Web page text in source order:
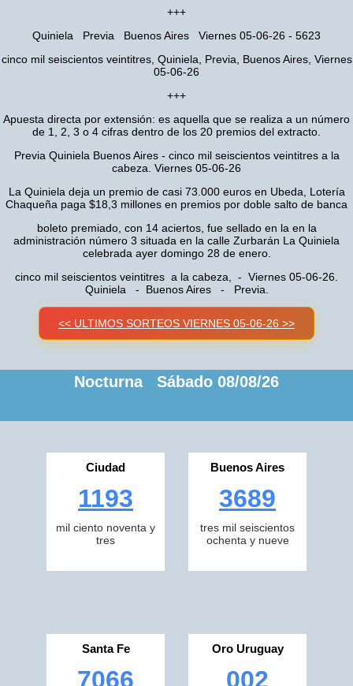
+++
Quiniela Previa Buenos Aires Viernes 05-06-26 - 5623
cinco mil seiscientos veintitres, Quiniela, Previa, Buenos Aires, Viernes
05-06-26
+++
Apuesta directa por extensión: es aquella que se realiza a un número
de 1, 2, 3 o 4 cifras dentro de los 20 premios del extracto.
Previa Quiniela Buenos Aires - cinco mil seiscientos veintitres a la
cabeza. Viernes 05-06-26
La Quiniela deja un premio de casi 73.000 euros en Ubeda, Lotería
Chaqueña paga $18,3 millones en premios por doble salto de banca
boleto premiado, con 14 aciertos, fue sellado en la en la
administración número 3 situada en la calle Zurbarán La Quiniela
celebrada ayer domingo 28 de enero.
cinco mil seiscientos veintitres a la cabeza, - Viernes 05-06-26.
Quiniela - Buenos Aires - Previa.
<< ULTIMOS SORTEOS VIERNES 05-06-26 >>
Nocturna Sábado 08/08/26
Ciudad
1193
mil ciento noventa y
tres
Buenos Aires
3689
tres mil seiscientos
ochenta y nueve
Santa Fe
7066
Oro Uruguay
002